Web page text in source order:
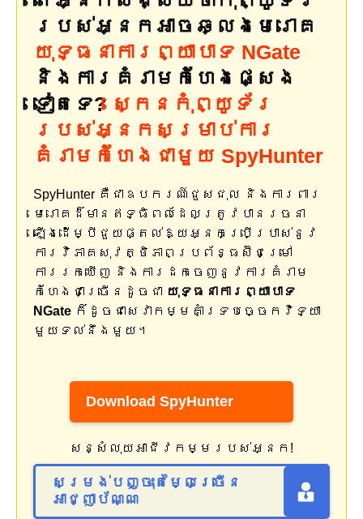
របស់អ្នកអាចឆ្លងមេរោគ
យុទ្ធនាការព្យាបាទ NGate
និងការគំរាមកំហែងផ្សេង
ទៀតទេ? ស្កេនកុំព្យូទ័រ
របស់អ្នកសម្រាប់ការ
គំរាមកំហែងជាមួយ SpyHunter
SpyHunter គឺជាឧបករណ៍ជួសជុល និងការពារ
មេរោគដ៏មានឥទ្ធិពលដែលត្រូវបានរចនា
ឡើងដើម្បីជួយផ្តល់ឱ្យអ្នកប្រើប្រាស់នូវ
ការវិភាគសុវត្ថិភាពប្រព័ន្ធស៊ីជម្រៅ
ការរកឃើញ និងការដកចេញនូវការគំរាម
កំហែងជាច្រើនដូចជា យុទ្ធនាការព្យាបាទ
NGate ក៏ដូចជាសេវាកម្មគាំទ្របច្ចេកវិទ្យា
មួយទល់នឹងមួយ។
Download SpyHunter
សន្សំលុយអាជីវកម្មរបស់អ្នក!
សម្រង់បញ្ចុះតម្លៃច្រើន
អាជ្ញាប័ណ្ណ